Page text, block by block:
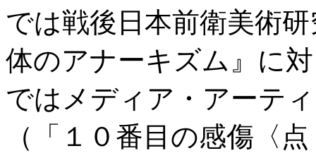
では戦後日本前衛美術
体のアナーキズム』に
ではメディア・アーテ
（「１０番目の感傷〈